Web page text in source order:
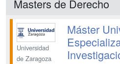
Masters de Derecho
Universidad
de Zaragoza
Máster